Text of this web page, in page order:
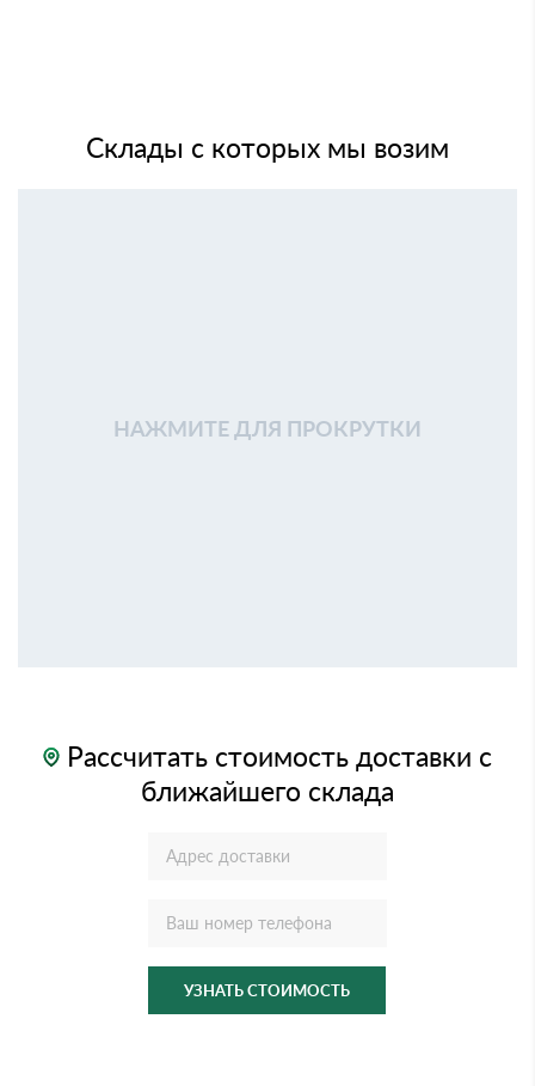
Склады с которых мы возим
НАЖМИТЕ ДЛЯ ПРОКРУТКИ
Рассчитать стоимость доставки с
ближайшего склада
УЗНАТЬ СТОИМОСТЬ